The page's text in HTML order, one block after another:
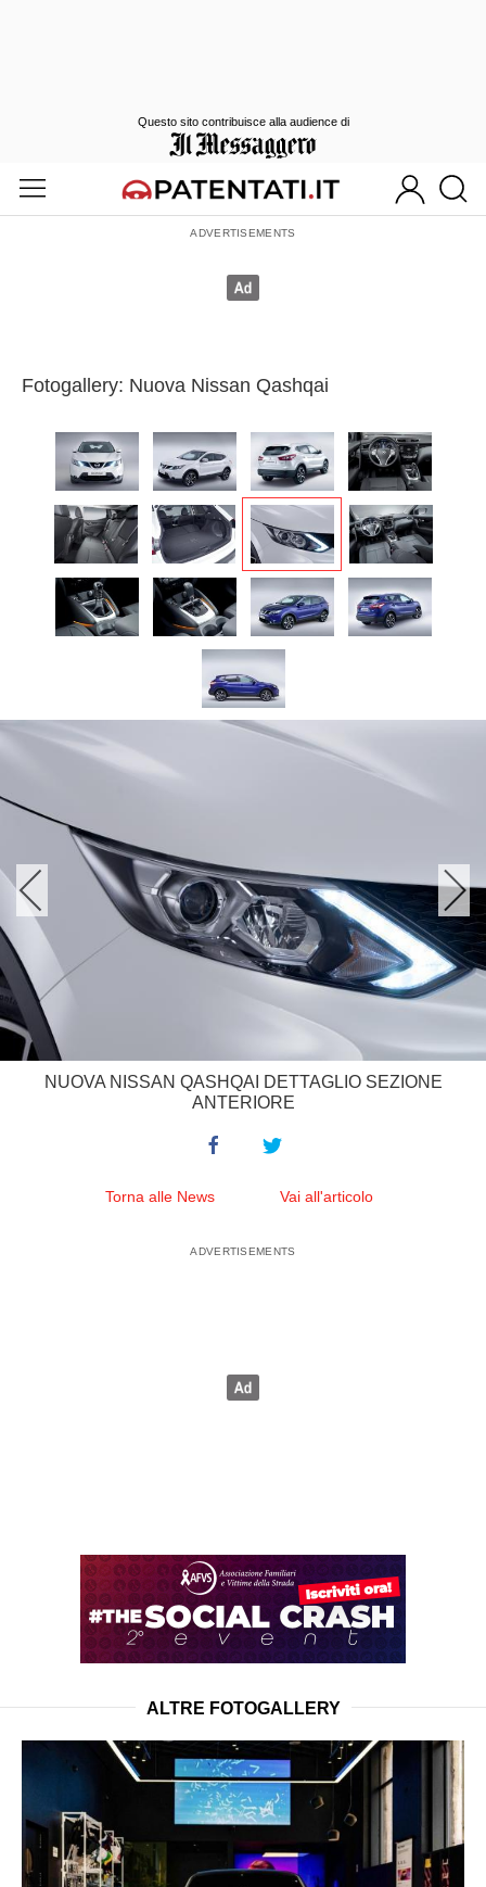
Fotogallery: Nuova Nissan Qashqai
NUOVA NISSAN QASHQAI DETTAGLIO SEZIONE
ANTERIORE
Torna alle News Vai all'articolo
ALTRE FOTOGALLERY
Questo sito contribuisce alla audience di